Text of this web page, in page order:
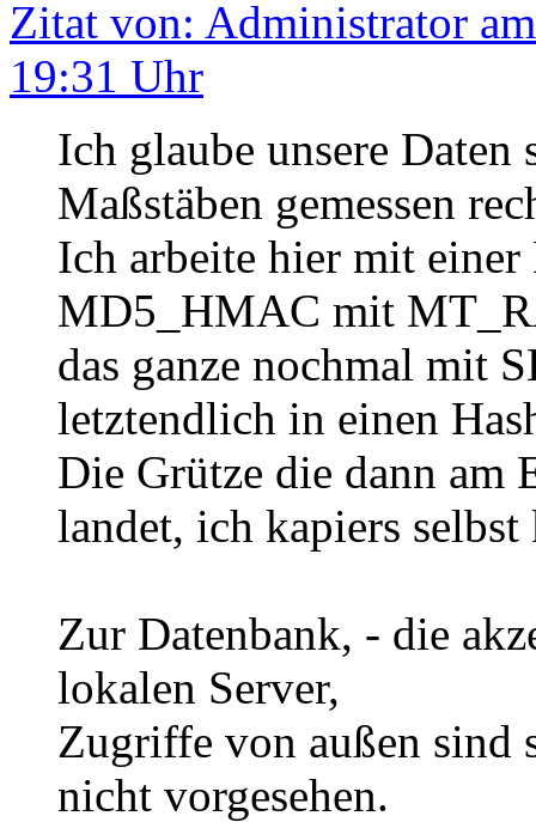
Zitat von: Administrator
19:31 Uhr
Ich glaube unsere
Maßstäben gemessen
Ich arbeite hier mit
MD5_HMAC mit
das ganze nochmal mit
letztendlich in einen
Die Grütze die dann am
landet, ich kapiers
Zur Datenbank, - die
lokalen Server,
Zugriffe von außen sind
nicht vorgesehen.